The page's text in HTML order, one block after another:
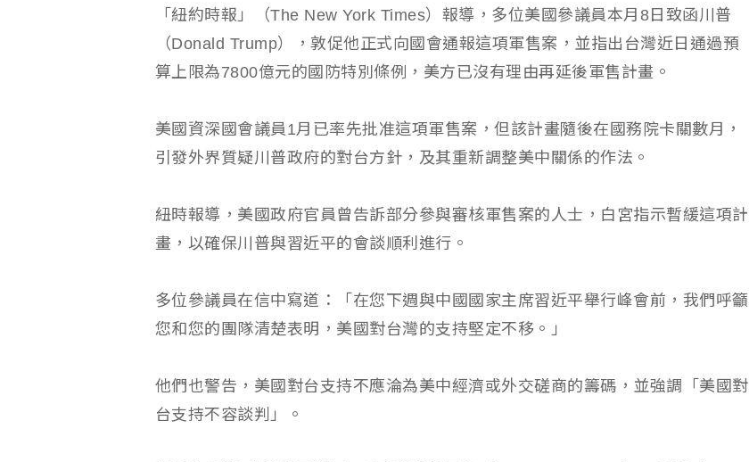
「紐約時報」（The New York Times）報導，多位美國參議員本月8日致函川普
（Donald Trump），敦促他正式向國會通報這項軍售案，並指出台灣近日通過預
算上限為7800億元的國防特別條例，美方已沒有理由再延後軍售計畫。
美國資深國會議員1月已率先批准這項軍售案，但該計畫隨後在國務院卡關數月，
引發外界質疑川普政府的對台方針，及其重新調整美中關係的作法。
紐時報導，美國政府官員曾告訴部分參與審核軍售案的人士，白宮指示暫緩這項計
畫，以確保川普與習近平的會談順利進行。
多位參議員在信中寫道：「在您下週與中國國家主席習近平舉行峰會前，我們呼籲
您和您的團隊清楚表明，美國對台灣的支持堅定不移。」
他們也警告，美國對台支持不應淪為美中經濟或外交磋商的籌碼，並強調「美國對
台支持不容談判」。